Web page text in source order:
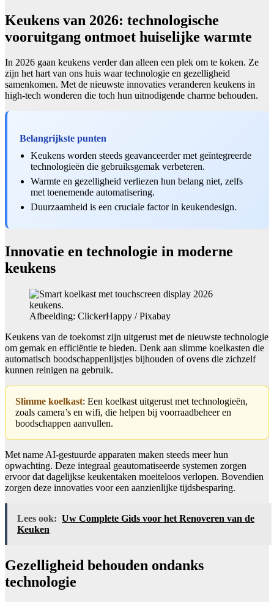
Keukens van 2026: technologische
vooruitgang ontmoet huiselijke warmte
In 2026 gaan keukens verder dan alleen een plek om te koken. Ze
zijn het hart van ons huis waar technologie en gezelligheid
samenkomen. Met de nieuwste innovaties veranderen keukens in
high-tech wonderen die toch hun uitnodigende charme behouden.
Belangrijkste punten
Keukens worden steeds geavanceerder met geïntegreerde
technologieën die gebruiksgemak verbeteren.
Warmte en gezelligheid verliezen hun belang niet, zelfs
met toenemende automatisering.
Duurzaamheid is een cruciale factor in keukendesign.
Innovatie en technologie in moderne
keukens
Afbeelding: ClickerHappy / Pixabay
Keukens van de toekomst zijn uitgerust met de nieuwste technologie
om gemak en efficiëntie te bieden. Denk aan slimme koelkasten die
automatisch boodschappenlijstjes bijhouden of ovens die zichzelf
kunnen reinigen na gebruik.
Slimme koelkast: Een koelkast uitgerust met technologieën,
zoals camera’s en wifi, die helpen bij voorraadbeheer en
boodschappen aanvullen.
Met name AI-gestuurde apparaten maken steeds meer hun
opwachting. Deze integraal geautomatiseerde systemen zorgen
ervoor dat dagelijkse keukentaken moeiteloos verlopen. Bovendien
zorgen deze innovaties voor een aanzienlijke tijdsbesparing.
Lees ook: Uw Complete Gids voor het Renoveren van de
Keuken
Gezelligheid behouden ondanks
technologie